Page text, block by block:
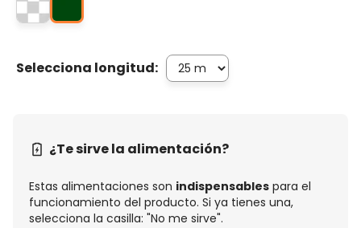
Selecciona longitud:
¿Te sirve la alimentación?
Estas alimentaciones son indispensables para el
funcionamiento del producto. Si ya tienes una,
selecciona la casilla: "No me sirve".